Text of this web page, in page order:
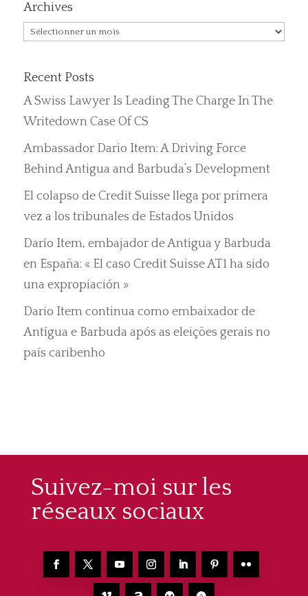
Archives
Archives
Recent Posts
A Swiss Lawyer Is Leading The Charge In The
Writedown Case Of CS
Ambassador Dario Item: A Driving Force
Behind Antigua and Barbuda’s Development
El colapso de Credit Suisse llega por primera
vez a los tribunales de Estados Unidos
Darío Item, embajador de Antigua y Barbuda
en España: « El caso Credit Suisse AT1 ha sido
una expropiación »
Dario Item continua como embaixador de
Antígua e Barbuda após as eleições gerais no
país caribenho
Suivez-moi sur les
réseaux sociaux